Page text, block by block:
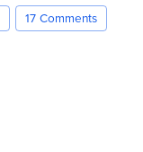
17 Comments